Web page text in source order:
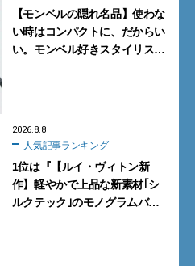
【モンベルの隠れ名品】使わな
い時はコンパクトに、だからい
い。モンベル好きスタイリスト
2026.8.8
人気記事ランキング
1位は『【ルイ・ヴィトン新
作】軽やかで上品な新素材｢シ
ルクテック｣のモノグラムバッ